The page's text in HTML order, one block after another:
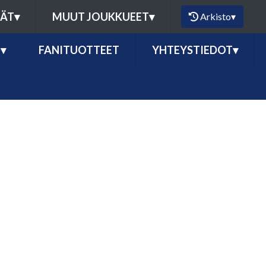
▾ MUUT JOUKKUEET▾ Arkisto▾
▾ FANITUOTTEET YHTEYSTIEDOT▾